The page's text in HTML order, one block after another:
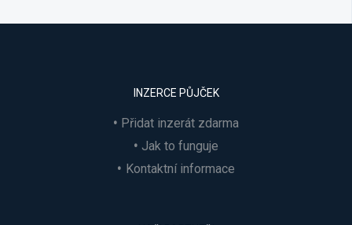
INZERCE PŮJČEK
Přidat inzerát zdarma
Jak to funguje
Kontaktní informace